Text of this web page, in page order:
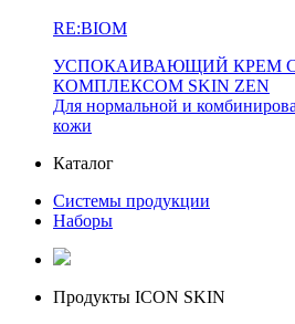
RE:BIOM
УСПОКАИВАЮЩИЙ КРЕМ
КОМПЛЕКСОМ SKIN ZEN
Для нормальной и
кожи
Каталог
Системы продукции
Наборы
Продукты ICON SKIN